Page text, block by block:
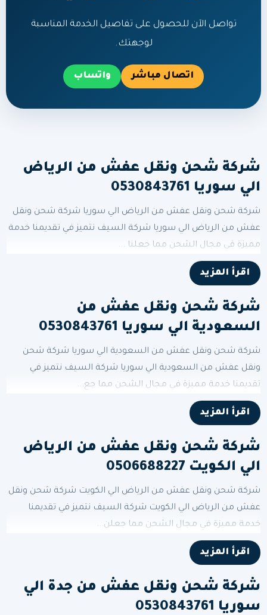
تواصل الآن للحصول على تفاصيل الخدمة المناسبة
لوجهتك.
اتصال مباشر واتساب
شركة شحن ونقل عفش من الرياض
الي سوريا 0530843761
شركة شحن ونقل عفش من الرياض الي سوريا شركة شحن ونقل
عفش من الرياض الي سوريا شركة السيف نتميز في تقديمنا خدمة
مميزة في مجال الشحن مما جعلنا ...
اقرأ المزيد
شركة شحن ونقل عفش من
السعودية الي سوريا 0530843761
شركة شحن ونقل عفش من السعودية الي سوريا شركة شحن
ونقل عفش من السعودية الي سوريا شركة السيف نتميز في
تقديمنا خدمة مميزة في مجال الشحن مما جع...
اقرأ المزيد
شركة شحن ونقل عفش من الرياض
الي الكويت 0506688227
شركة شحن ونقل عفش من الرياض الي الكويت شركة شحن ونقل
عفش من الرياض الي الكويت شركة السيف نتميز في تقديمنا
خدمة مميزة في مجال الشحن مما جعلن...
اقرأ المزيد
شركة شحن ونقل عفش من جدة الي
سوريا 0530843761